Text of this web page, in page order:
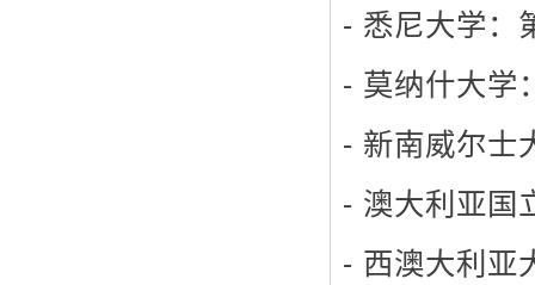
- 悉尼大学：
- 莫纳什大学
- 新南威尔士
- 澳大利亚国
- 西澳大利亚